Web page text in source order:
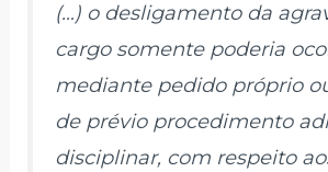
(…) o desligamento da
cargo somente poderia
mediante pedido próprio
de prévio procedimento
disciplinar, com respeito